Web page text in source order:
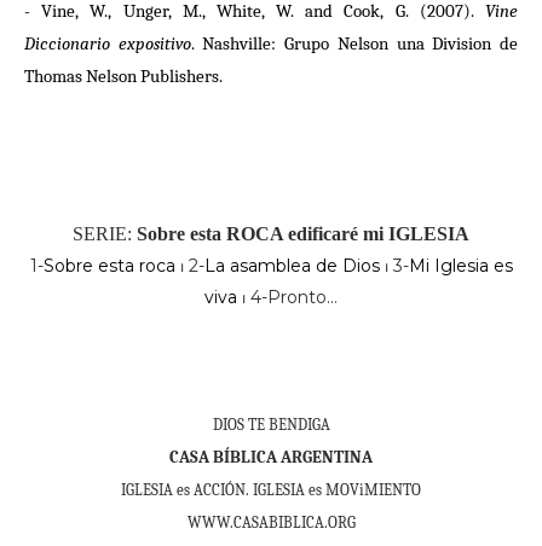
- Vine, W., Unger, M., White, W. and Cook, G. (2007). Vine
Diccionario expositivo. Nashville: Grupo Nelson una Division de
Thomas Nelson Publishers.
SERIE: Sobre esta ROCA edificaré mi IGLESIA
1-Sobre esta roca ⏐ 2-La asamblea de Dios⏐ 3-Mi Iglesia es
viva ⏐ 4-Pronto...
DIOS TE BENDIGA
CASA BÍBLICA ARGENTINA
IGLESIA es ACCIÓN. IGLESIA es MOViMIENTO
WWW.CASABIBLICA.ORG